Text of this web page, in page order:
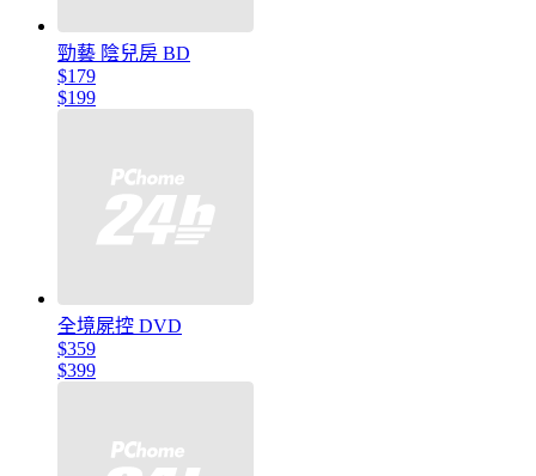
勁藝 陰兒房 BD
$179
$199
全境屍控 DVD
$359
$399